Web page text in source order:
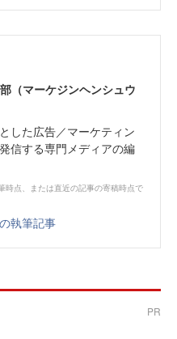
（マーケジンヘンシュウ
した広告／マーケティン
信する専門メディアの編
時点、または直近の記事の寄稿時点で
執筆記事
PR